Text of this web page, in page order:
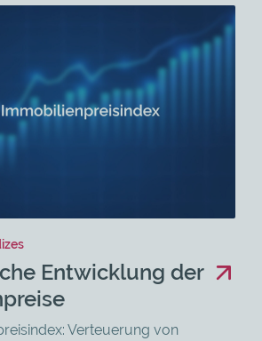
Entwicklung der
Verteuerung von